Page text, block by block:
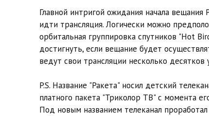
Главной интригой ожидания начала
идти трансляция. Логически можно
орбитальная группировка спутников "Hot
достигнуть, если вещание будет
ведут свои трансляции несколько десятков
P.S. Название "Ракета" носил детский
платного пакета "Триколор ТВ" с момента
Под новым названием телеканал